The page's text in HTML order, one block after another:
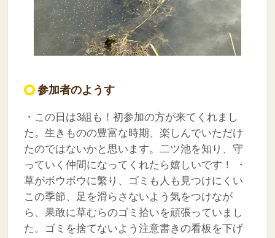
参加者のようす
・この日は3組も！初参加の方が来てくれまし
た。生きものの豊富な時期、楽しんでいただけ
たのではないかと思います。二ツ池を知り、守
っていく仲間になってくれたら嬉しいです！
・
草がボウボウに繁り、ゴミも人も見つけにくい
この季節、足を滑らさないよう気をつけなが
ら、果敢に草むらのゴミ拾いを頑張っていまし
た。ゴミを捨てないよう注意書きの看板を下げ